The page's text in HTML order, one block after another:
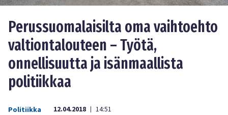
Perussuomalaisilta oma vaihtoehto
valtiontalouteen – Työtä,
onnellisuutta ja isänmaallista
politiikkaa
Politiikka 12.04.2018 | 14:51